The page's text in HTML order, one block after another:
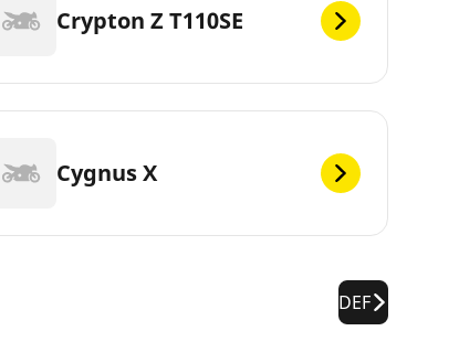
Crypton Z T110SE
Cygnus X
DEF